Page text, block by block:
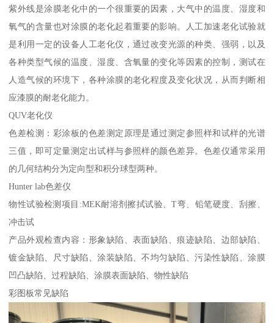
紫外线是涂膜老化中的一个很重要的因素，大气中的温度、湿度和
氧气的含量也对涂膜的老化起着重要的影响。人工加速老化试验就
是利用一定的设备人工老化仪，通过改变光源的种类、强弱，以及
各种类型气候的温度、湿度、含氧量的变化等因素的控制，测试在
人造气候的环境下，各种涂膜的老化程度及变化状况，从而判断相
应漆膜的耐老化能力。
QUV老化仪
色差检测：彩涂板的色差测定原理是通过测定参照样和试样的光谱
三值，即可定量测定出试样与参照样的颜色差异。色差仪通常采用
的几何结构分为定向型和积分球型两种。
Hunter lab色差仪
物性试验检测项目:MEK耐溶剂擦拭试验、T弯、铅笔硬度、刮擦、
冲击试
产品外观检查内容：形象缺陷、表面缺陷、痕迹缺陷、边部缺陷、
镀金缺陷、尺寸缺陷、涂装缺陷、不均匀缺陷、污染性缺陷、涂膜
凹凸缺陷、过程缺陷、涂膜表面缺陷、物性缺陷
彩图板常见缺陷